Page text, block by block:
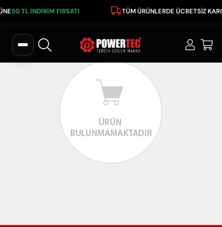
50 TL İNDİRİM FIRSATI TÜM ÜRÜNLERDE ÜCRETSİZ